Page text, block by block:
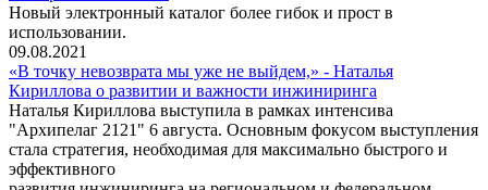
Новый электронный каталог более гибок и прост в
использовании.
09.08.2021
«В точку невозврата мы уже не выйдем,» - Наталья
Кириллова о развитии и важности инжиниринга
Наталья Кириллова выступила в рамках интенсива
"Архипелаг 2121" 6 августа. Основным фокусом выступления
стала стратегия, необходимая для максимально быстрого и
эффективного